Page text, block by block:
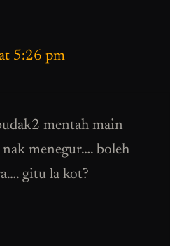
5:26 pm
mentah main
menegur…. boleh
gitu la kot?